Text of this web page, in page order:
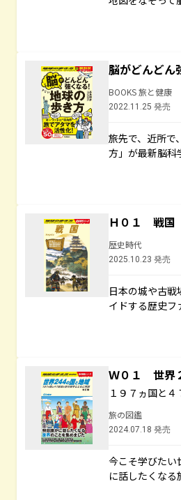
脳がどんどん
BOOKS 旅と健康
2022.11.25 発売
旅先で、近所で
方」が最新脳科
Ｈ０１ 戦国
歴史時代
2025.10.23 発売
日本の城や古
イドする歴史フ
Ｗ０１ 世界
１９７ヵ国と
旅の図鑑
2024.07.18 発売
今こそ学びたい
に話したくなる